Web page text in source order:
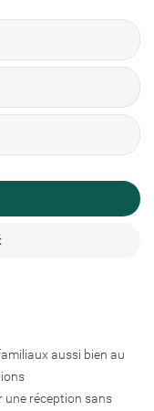
aussi bien au
une réception sans
produits à votre liste
Annuler